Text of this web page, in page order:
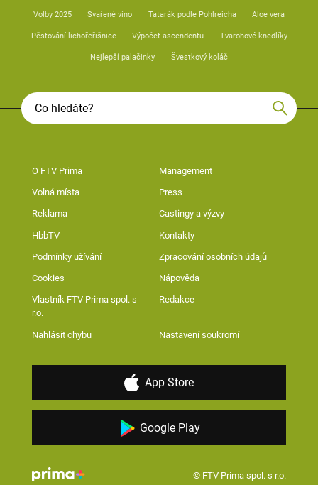
Volby 2025 Svařené víno Tatarák podle Pohlreicha Aloe vera
Pěstování lichořeřišnice Výpočet ascendentu Tvarohové knedlíky
Nejlepší palačinky Švestkový koláč
O FTV Prima Management
Volná místa Press
Reklama Castingy a výzvy
HbbTV Kontakty
Podmínky užívání Zpracování osobních údajů
Cookies Nápověda
Vlastník FTV Prima spol. s
r.o.
Redakce
Nahlásit chybu Nastavení soukromí
App Store
Google Play
© FTV Prima spol. s r.o.